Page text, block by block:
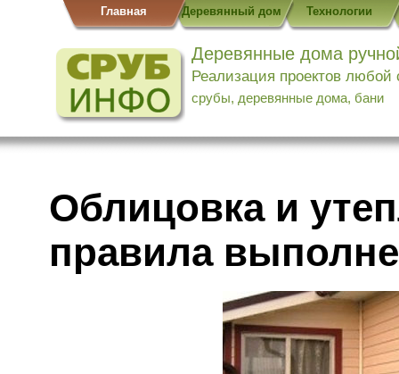
Технологии
Деревянный дом
Главная
Деревянные дома
Реализация проектов любой
срубы, деревянные дома, бани
Облицовка и
правила